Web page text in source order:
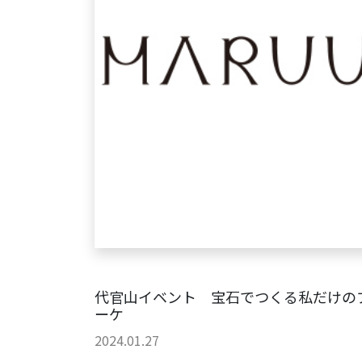
代官山イベント 宝石でつくる私だけの
ーケ
2024.01.27